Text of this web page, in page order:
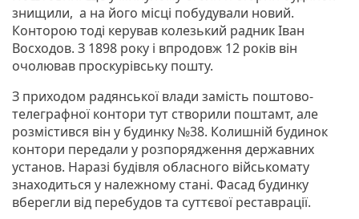
знищили, а на його місці побудували новий.
Конторою тоді керував колезький радник Іван
Восходов. З 1898 року і впродовж 12 років він
очолював проскурівську пошту.
З приходом радянської влади замість поштово-
телеграфної контори тут створили поштамт, але
розмістився він у будинку №38. Колишній будинок
контори передали у розпорядження державних
установ. Наразі будівля обласного військомату
знаходиться у належному стані. Фасад будинку
вберегли від перебудов та суттєвої реставрації.